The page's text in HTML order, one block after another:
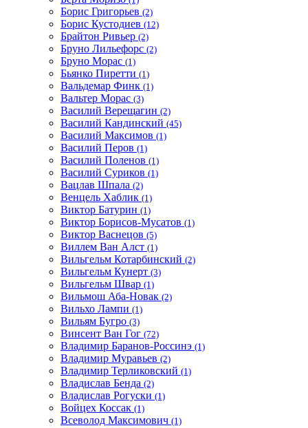
Борис Григорьев (2)
Борис Кустодиев (12)
Брайтон Ривьер (2)
Бруно Лильефорс (2)
Бруно Морас (1)
Бьянко Пиретти (1)
Вальдемар Финк (1)
Вальтер Морас (3)
Василий Верещагин (2)
Василий Кандинский (45)
Василий Максимов (1)
Василий Перов (1)
Василий Поленов (1)
Василий Суриков (1)
Вацлав Шпала (2)
Венцель Хаблик (1)
Виктор Батурин (1)
Виктор Борисов-Мусатов (1)
Виктор Васнецов (5)
Виллем Ван Алст (1)
Вильгельм Котарбинский (2)
Вильгельм Кунерт (3)
Вильгельм Швар (1)
Вильмош Аба-Новак (2)
Вильхо Лампи (1)
Вильям Бугро (3)
Винсент Ван Гог (72)
Владимир Баранов-Россинэ (1)
Владимир Муравьев (2)
Владимир Терликовский (1)
Владислав Бенда (2)
Владислав Рогуски (1)
Войцех Коссак (1)
Всеволод Максимович (1)